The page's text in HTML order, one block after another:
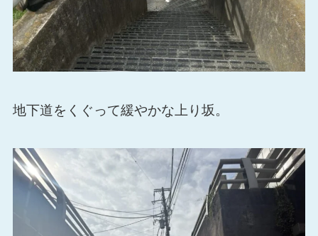
地下道をくぐって緩やかな上り坂。